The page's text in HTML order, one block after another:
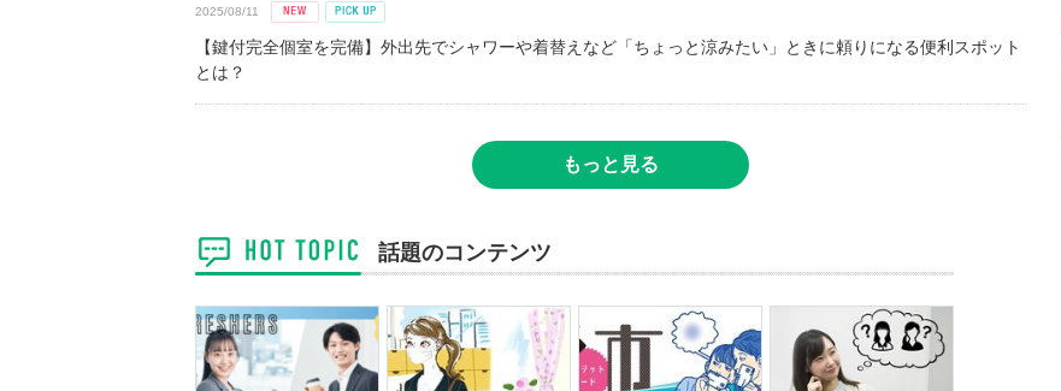
2025/08/11
【鍵付完全個室を完備】外出先でシャワーや着替えなど「ちょっと涼みたい」ときに頼りになる便利スポット
とは？
もっと見る
話題のコンテンツ